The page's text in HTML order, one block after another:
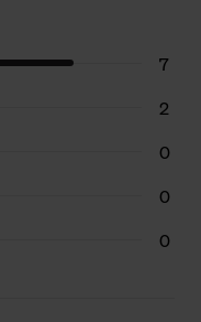
7
2
0
0
0